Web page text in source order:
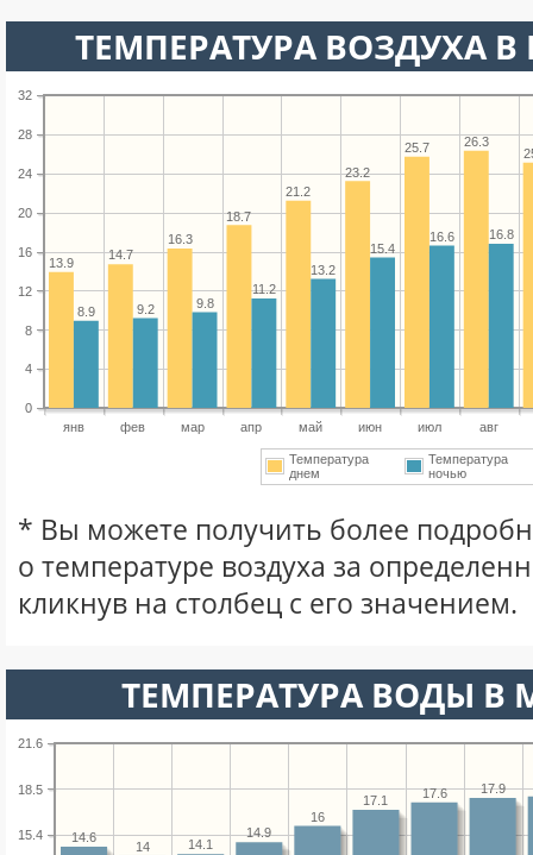
ТЕМПЕРАТУРА ВОЗДУХА В
янв фев мар апр май июн июл авг
0
4
8
12
16
20
24
28
32
26.3
25.7
23.2
21.2
18.7
16.3
14.7
13.9
16.8
16.6
15.4
13.2
11.2
9.8
9.2
8.9
Температура
днем
Температура
ночью
* Вы можете получить более
о температуре воздуха за
кликнув на столбец с его значением.
ТЕМПЕРАТУРА ВОДЫ В
15.4
18.5
21.6
17.9
17.6
17.1
16
14.9
14.1
14
14.6